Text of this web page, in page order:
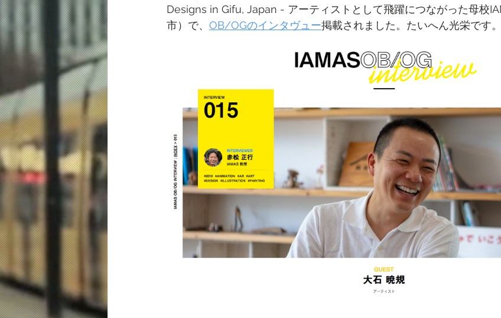
Designs in Gifu, Japan - アーティストとして飛躍につながった母校
市）で、 OB/OGのインタヴュー掲載されました。たいへん光栄です。